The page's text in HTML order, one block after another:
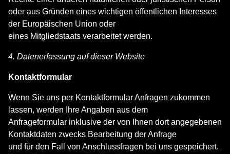
oder aus Gründen eines wichtigen öffentlichen Interesses
der Europäischen Union oder
eines Mitgliedstaats verarbeitet werden.
4. Datenerfassung auf dieser Website
Kontaktformular
Wenn Sie uns per Kontaktformular Anfragen zukommen
lassen, werden Ihre Angaben aus dem
Anfrageformular inklusive der von Ihnen dort angegebenen
Kontaktdaten zwecks Bearbeitung der Anfrage
und für den Fall von Anschlussfragen bei uns gespeichert.